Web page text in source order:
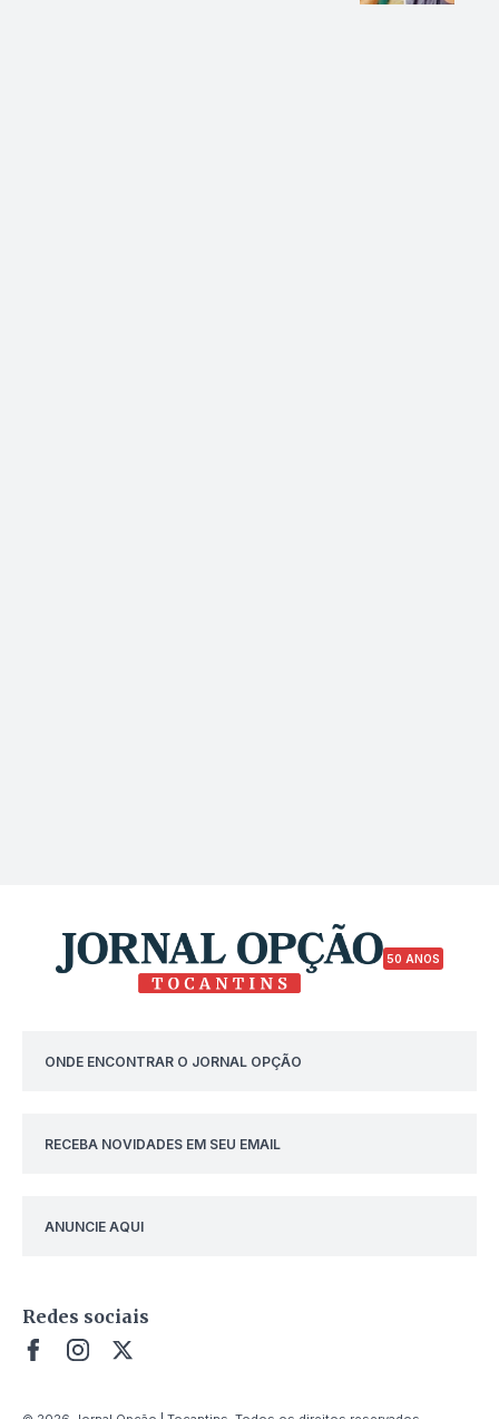
50 ANOS
ONDE ENCONTRAR O JORNAL OPÇÃO
RECEBA NOVIDADES EM SEU EMAIL
ANUNCIE AQUI
Redes sociais